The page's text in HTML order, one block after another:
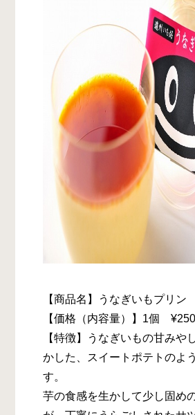
【商品名】うなぎいもプリン
【価格（内容量）】1個 ¥250
【特徴】うなぎいもの甘みや
かした、スイートポテトのよ
す。
芋の食感を生かして少し固め